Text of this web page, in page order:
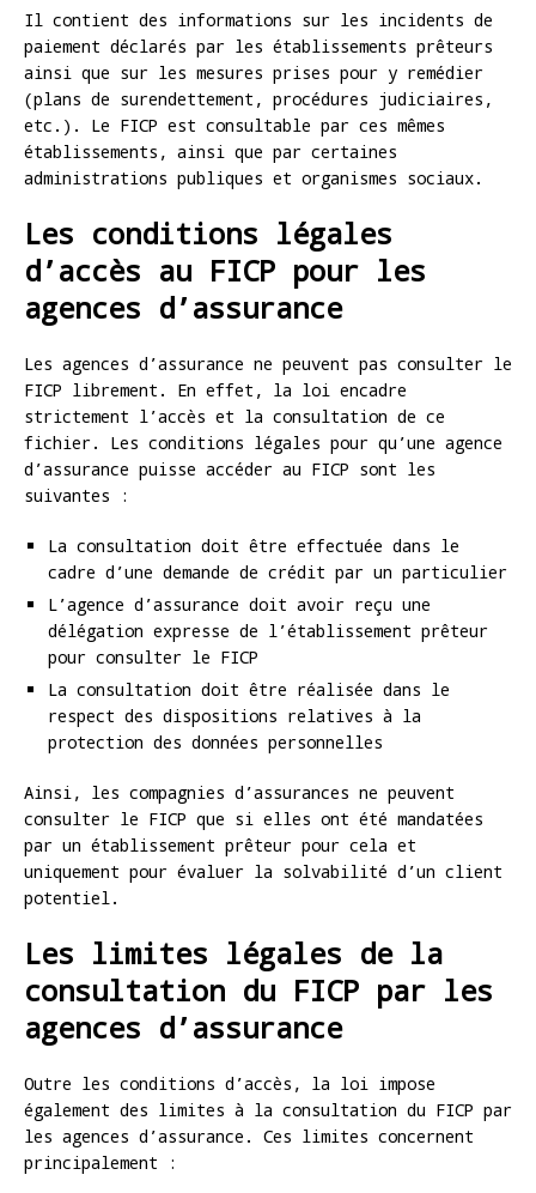
Il contient des informations sur les incidents de
paiement déclarés par les établissements prêteurs
ainsi que sur les mesures prises pour y remédier
(plans de surendettement, procédures judiciaires,
etc.). Le FICP est consultable par ces mêmes
établissements, ainsi que par certaines
administrations publiques et organismes sociaux.
Les conditions légales
d’accès au FICP pour les
agences d’assurance
Les agences d’assurance ne peuvent pas consulter le
FICP librement. En effet, la loi encadre
strictement l’accès et la consultation de ce
fichier. Les conditions légales pour qu’une agence
d’assurance puisse accéder au FICP sont les
suivantes :
La consultation doit être effectuée dans le
cadre d’une demande de crédit par un particulier
L’agence d’assurance doit avoir reçu une
délégation expresse de l’établissement prêteur
pour consulter le FICP
La consultation doit être réalisée dans le
respect des dispositions relatives à la
protection des données personnelles
Ainsi, les compagnies d’assurances ne peuvent
consulter le FICP que si elles ont été mandatées
par un établissement prêteur pour cela et
uniquement pour évaluer la solvabilité d’un client
potentiel.
Les limites légales de la
consultation du FICP par les
agences d’assurance
Outre les conditions d’accès, la loi impose
également des limites à la consultation du FICP par
les agences d’assurance. Ces limites concernent
principalement :